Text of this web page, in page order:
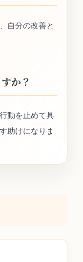
自分の改善と
か？
動を止めて具
助けになりま